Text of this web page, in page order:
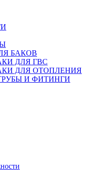
БАКОВ
ДЛЯ ГВС
ДЛЯ ОТОПЛЕНИЯ
И ФИТИНГИ